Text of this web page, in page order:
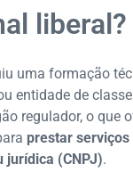
liberal?
uma formação
entidade de
regulador, o que
prestar
jurídica (CNPJ).